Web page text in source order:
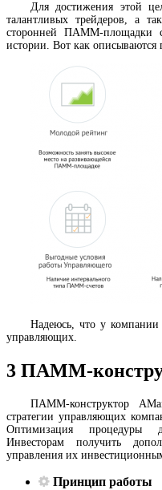
Для достижения этой
талантливых трейдеров, а
сторонней ПАММ-площадки
истории. Вот как описываются
Надеюсь, что у компании
управляющих.
3 ПАММ-
ПАММ-конструктор
стратегии управляющих
Оптимизация процедуры
Инвесторам получить
управления их
Принцип работы